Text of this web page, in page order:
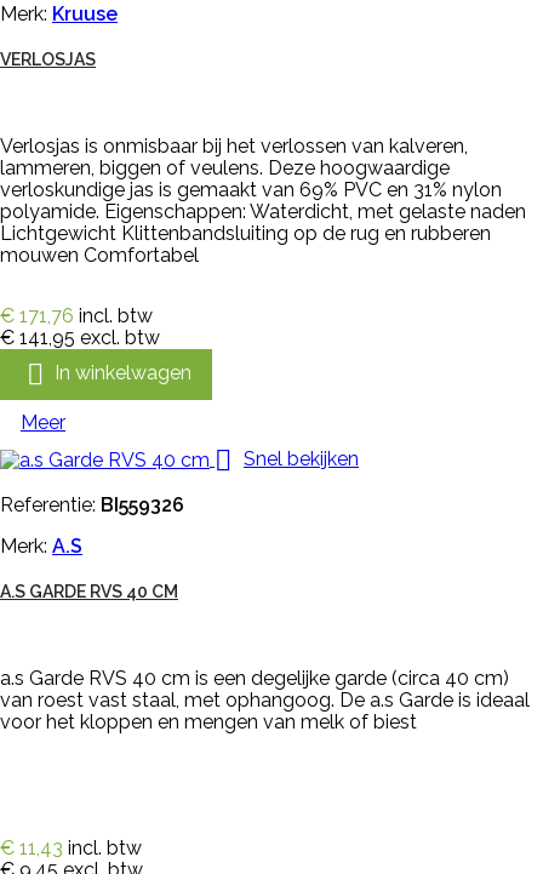
Merk: Kruuse
VERLOSJAS
Verlosjas is onmisbaar bij het verlossen van kalveren,
lammeren, biggen of veulens. Deze hoogwaardige
verloskundige jas is gemaakt van 69% PVC en 31% nylon
polyamide. Eigenschappen: Waterdicht, met gelaste naden
Lichtgewicht Klittenbandsluiting op de rug en rubberen
mouwen Comfortabel
€ 171,76 incl. btw
€ 141,95 excl. btw
 In winkelwagen
Meer
 Snel bekijken
Referentie: BI559326
Merk: A.S
A.S GARDE RVS 40 CM
a.s Garde RVS 40 cm is een degelijke garde (circa 40 cm)
van roest vast staal, met ophangoog. De a.s Garde is ideaal
voor het kloppen en mengen van melk of biest
€ 11,43 incl. btw
€ 9,45 excl. btw